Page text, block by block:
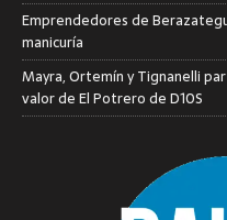
Emprendedores de
manicuría
Mayra, Ortemín y Tignanelli
valor de El Potrero de D10S